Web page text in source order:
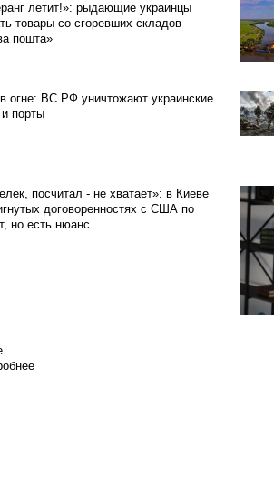
летит!»: рыдающие украинцы
товары со сгоревших складов
пошта»
огне: ВС РФ уничтожают украинские
порты
посчитал - не хватает»: в Киеве
договоренностях с США по
но есть нюанс